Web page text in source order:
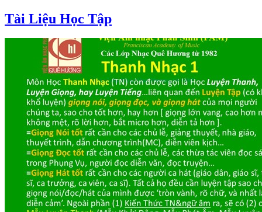
Tài Liệu Học Tập